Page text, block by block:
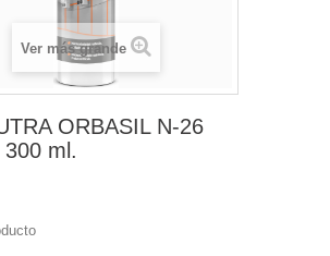
Ver más grande
ORBASIL N-26
300 ml.